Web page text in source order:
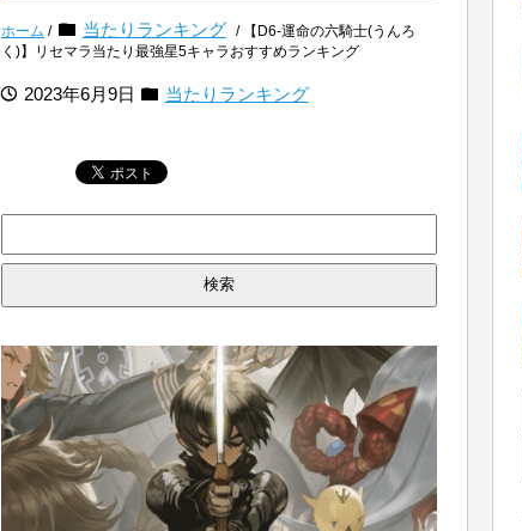
ホーム / 当たりランキング / 【D6-運命の六騎士(うんろ
く)】リセマラ当たり最強星5キャラおすすめランキング
2023年6月9日 当たりランキング
索: